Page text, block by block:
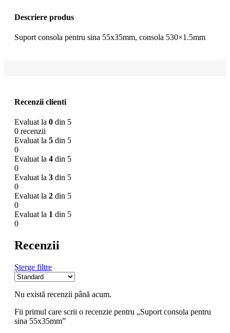
Descriere produs
Suport consola pentru sina 55x35mm, consola 530×1.5mm
Recenzii clienti
Evaluat la 0 din 5
0 recenzii
Evaluat la 5 din 5
0
Evaluat la 4 din 5
0
Evaluat la 3 din 5
0
Evaluat la 2 din 5
0
Evaluat la 1 din 5
0
Recenzii
Șterge filtre
Nu există recenzii până acum.
Fii primul care scrii o recenzie pentru „Suport consola pentru
sina 55x35mm”